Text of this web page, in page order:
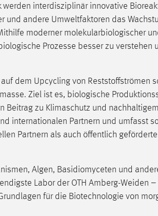
werden interdisziplinär innovative
und andere Umweltfaktoren das
moderner molekularbiologischer
Prozesse besser zu
dem Upcycling von Reststoffströmen
Ziel ist es, biologische
Beitrag zu Klimaschutz und
internationalen Partnern und umfasst
Partnern als auch öffentlich
Algen, Basidiomyceten und
Labor der OTH Amberg-Weiden
für die Biotechnologie von
anonym.
wie